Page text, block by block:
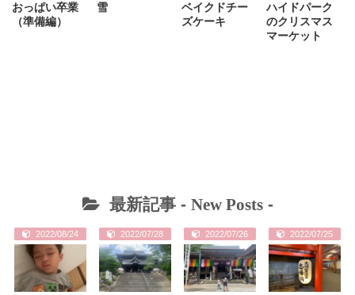
おっぱい卒業
（準備編）
雪
ベイクドチー
ズケーキ
ハイドパーク
のクリスマス
マーケット
最新記事 - New Posts-
2022/08/24 2022/07/28 2022/07/26 2022/07/25